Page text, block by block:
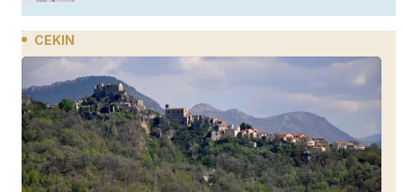
CEKIN